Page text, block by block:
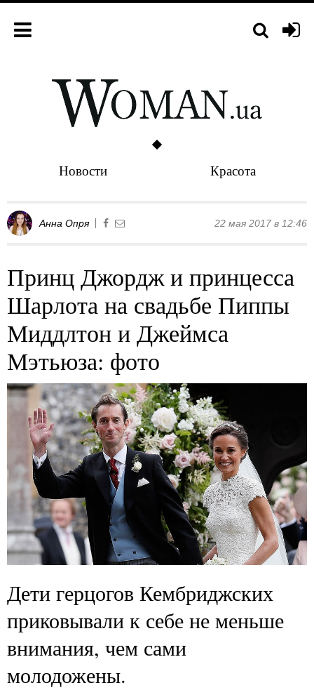
Новости Красота
Анна Опря 22 мая 2017 в 12:46
Принц Джордж и принцесса
Шарлота на свадьбе Пиппы
Миддлтон и Джеймса
Мэтьюза: фото
Дети герцогов Кембриджских
приковывали к себе не меньше
внимания, чем сами
молодожены.